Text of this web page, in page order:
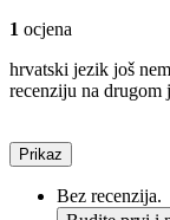
1 ocjena
hrvatski jezik još
recenziju na drugom
Prikaz
Bez recenzija.